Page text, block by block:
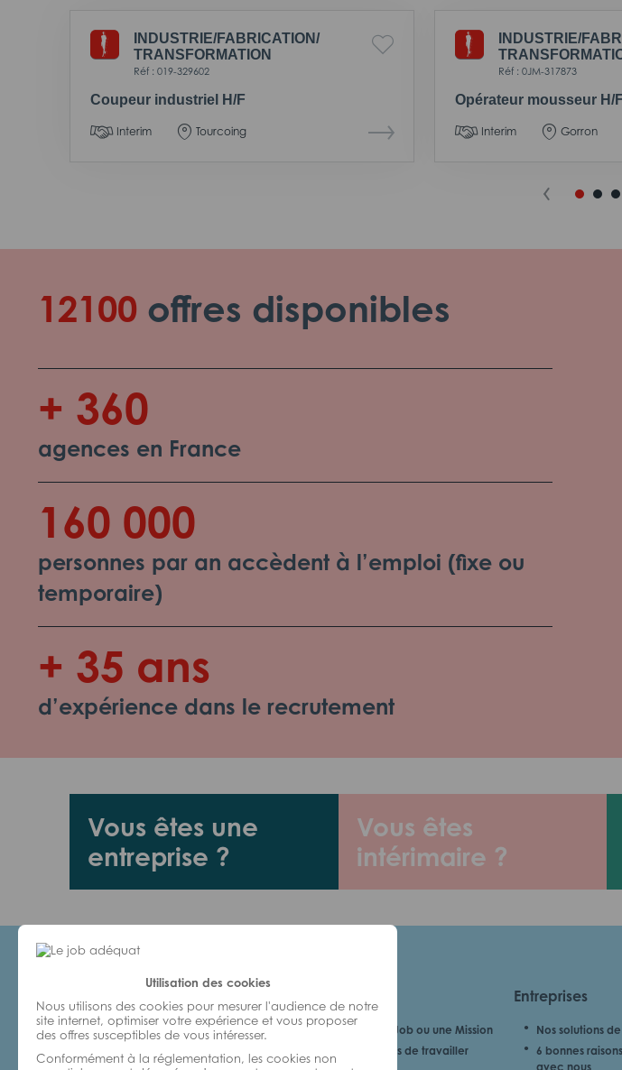
Utilisation des cookies
Nous utilisons des cookies pour mesurer l'audience de notre
site internet, optimiser votre expérience et vous proposer
des offres susceptibles de vous intéresser.
Conformément à la réglementation, les cookies non
INDUSTRIE/FABRICATION/
TRANSFORMATION
Réf : 019-329602
Coupeur industriel H/F
Interim Tourcoing
INDUSTRIE/
Réf : 0JM-317873
Opérateur mousseur H/F
Interim Gorron
12100 offres disponibles
+ 360
agences en France
160 000
personnes par an accèdent à l’emploi (fixe ou
temporaire)
+ 35 ans
d’expérience dans le recrutement
Vous êtes une
entreprise ?
Vous êtes
intérimaire ?
Je cherche un Job ou une Mission
6 bonnes raisons de travailler
avec nous
Entreprises
Nos solutions
6 bonnes
avec nous